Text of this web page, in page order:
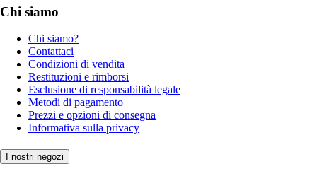
Chi siamo
Chi siamo?
Contattaci
Condizioni di vendita
Restituzioni e rimborsi
Esclusione di responsabilità legale
Metodi di pagamento
Prezzi e opzioni di consegna
Informativa sulla privacy
I nostri negozi